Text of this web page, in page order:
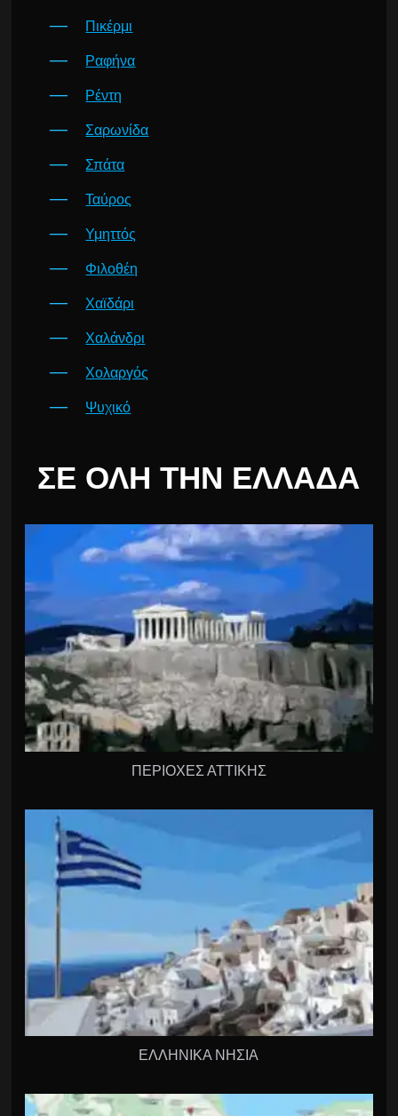
Πικέρμι
Ραφήνα
Ρέντη
Σαρωνίδα
Σπάτα
Ταύρος
Υμηττός
Φιλοθέη
Χαϊδάρι
Χαλάνδρι
Χολαργός
Ψυχικό
ΣΕ ΌΛΗ ΤΗΝ ΕΛΛΆΔΑ
ΠΕΡΙΟΧΕΣ ΑΤΤΙΚΗΣ
ΕΛΛΗΝΙΚΑ ΝΗΣΙΑ